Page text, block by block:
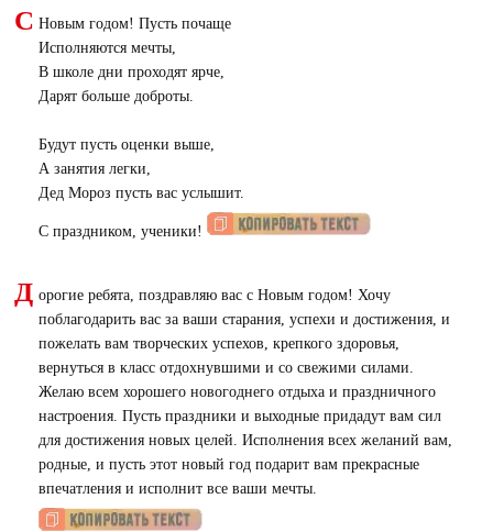
С Новым годом! Пусть почаще
Исполняются мечты,
В школе дни проходят ярче,
Дарят больше доброты.
Будут пусть оценки выше,
А занятия легки,
Дед Мороз пусть вас услышит.
С праздником, ученики!
Д орогие ребята, поздравляю вас с Новым годом! Хочу
поблагодарить вас за ваши старания, успехи и достижения, и
пожелать вам творческих успехов, крепкого здоровья,
вернуться в класс отдохнувшими и со свежими силами.
Желаю всем хорошего новогоднего отдыха и праздничного
настроения. Пусть праздники и выходные придадут вам сил
для достижения новых целей. Исполнения всех желаний вам,
родные, и пусть этот новый год подарит вам прекрасные
впечатления и исполнит все ваши мечты.